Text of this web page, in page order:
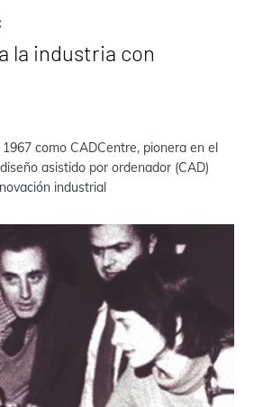
la industria con
como CADCentre, pionera en el
asistido por ordenador (CAD)
industrial